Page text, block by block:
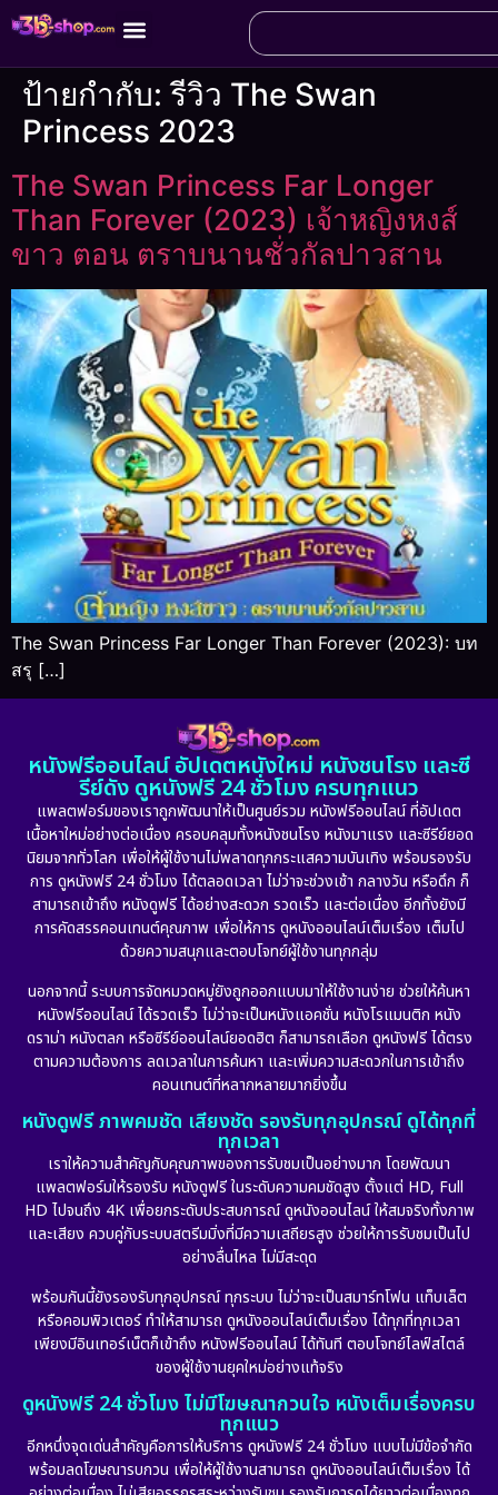
ป้ายกำกับ:รีวิว The Swan
Princess 2023
The Swan Princess Far Longer
Than Forever (2023) เจ้าหญิงหงส์
ขาว ตอน ตราบนานชั่วกัลปาวสาน
The Swan Princess Far Longer Than Forever (2023): บท
สรุ […]
หนังฟรีออนไลน์ อัปเดตหนังใหม่ หนังชนโรง และซี
รีย์ดัง ดูหนังฟรี 24 ชั่วโมง ครบทุกแนว
แพลตฟอร์มของเราถูกพัฒนาให้เป็นศูนย์รวม หนังฟรีออนไลน์ ที่อัปเดต
เนื้อหาใหม่อย่างต่อเนื่อง ครอบคลุมทั้งหนังชนโรง หนังมาแรง และซีรีย์ยอด
นิยมจากทั่วโลก เพื่อให้ผู้ใช้งานไม่พลาดทุกกระแสความบันเทิง พร้อมรองรับ
การ ดูหนังฟรี 24 ชั่วโมง ได้ตลอดเวลา ไม่ว่าจะช่วงเช้า กลางวัน หรือดึก ก็
สามารถเข้าถึง หนังดูฟรี ได้อย่างสะดวก รวดเร็ว และต่อเนื่อง อีกทั้งยังมี
การคัดสรรคอนเทนต์คุณภาพ เพื่อให้การ ดูหนังออนไลน์เต็มเรื่อง เต็มไป
ด้วยความสนุกและตอบโจทย์ผู้ใช้งานทุกกลุ่ม
นอกจากนี้ ระบบการจัดหมวดหมู่ยังถูกออกแบบมาให้ใช้งานง่าย ช่วยให้ค้นหา
หนังฟรีออนไลน์ ได้รวดเร็ว ไม่ว่าจะเป็นหนังแอคชั่น หนังโรแมนติก หนัง
ดราม่า หนังตลก หรือซีรีย์ออนไลน์ยอดฮิต ก็สามารถเลือก ดูหนังฟรี ได้ตรง
ตามความต้องการ ลดเวลาในการค้นหา และเพิ่มความสะดวกในการเข้าถึง
คอนเทนต์ที่หลากหลายมากยิ่งขึ้น
หนังดูฟรี ภาพคมชัด เสียงชัด รองรับทุกอุปกรณ์ ดูได้ทุกที่
ทุกเวลา
เราให้ความสำคัญกับคุณภาพของการรับชมเป็นอย่างมาก โดยพัฒนา
แพลตฟอร์มให้รองรับ หนังดูฟรี ในระดับความคมชัดสูง ตั้งแต่ HD, Full
HD ไปจนถึง 4K เพื่อยกระดับประสบการณ์ ดูหนังออนไลน์ ให้สมจริงทั้งภาพ
และเสียง ควบคู่กับระบบสตรีมมิ่งที่มีความเสถียรสูง ช่วยให้การรับชมเป็นไป
อย่างลื่นไหล ไม่มีสะดุด
พร้อมกันนี้ยังรองรับทุกอุปกรณ์ ทุกระบบ ไม่ว่าจะเป็นสมาร์ทโฟน แท็บเล็ต
หรือคอมพิวเตอร์ ทำให้สามารถ ดูหนังออนไลน์เต็มเรื่อง ได้ทุกที่ทุกเวลา
เพียงมีอินเทอร์เน็ตก็เข้าถึง หนังฟรีออนไลน์ ได้ทันที ตอบโจทย์ไลฟ์สไตล์
ของผู้ใช้งานยุคใหม่อย่างแท้จริง
ดูหนังฟรี 24 ชั่วโมง ไม่มีโฆษณากวนใจ หนังเต็มเรื่องครบ
ทุกแนว
อีกหนึ่งจุดเด่นสำคัญคือการให้บริการ ดูหนังฟรี 24 ชั่วโมง แบบไม่มีข้อจำกัด
พร้อมลดโฆษณารบกวน เพื่อให้ผู้ใช้งานสามารถ ดูหนังออนไลน์เต็มเรื่อง ได้